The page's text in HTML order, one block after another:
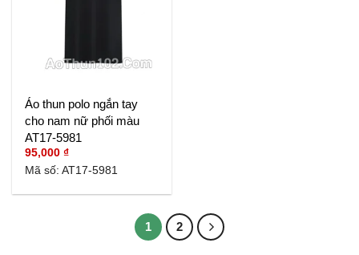
Áo thun polo ngắn tay
cho nam nữ phối màu
AT17-5981
95,000₫
Mã số: AT17-5981
1 2